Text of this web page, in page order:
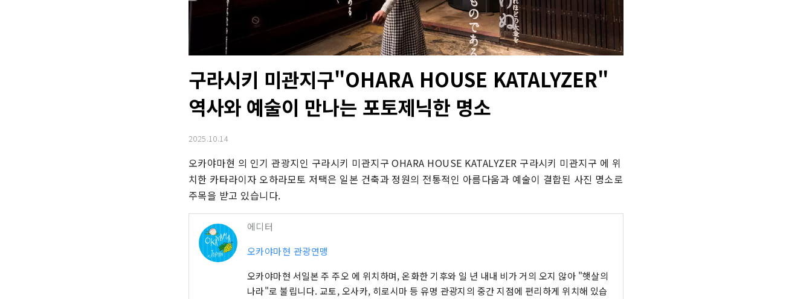
구라시키 미관지구"OHARA HOUSE KATALYZER"
역사와 예술이 만나는 포토제닉한 명소
2025.10.14
오카야마현 의 인기 관광지인 구라시키 미관지구 OHARA HOUSE KATALYZER 구라시키 미관지구 에 위
치한 카타라이자 오하라모토 저택은 일본 건축과 정원의 전통적인 아름다움과 예술이 결합된 사진 명소로
주목을 받고 있습니다.
에디터
오카야마현 관광연맹
오카야마현 서일본 주 주오 에 위치하며, 온화한 기후와 일 년 내내 비가 거의 오지 않아 "햇살의
나라"로 불립니다. 교토, 오사카, 히로시마 등 유명 관광지의 중간 지점에 편리하게 위치해 있습